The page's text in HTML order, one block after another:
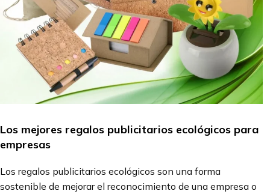
Los mejores regalos publicitarios ecológicos para
empresas
Los regalos publicitarios ecológicos son una forma
sostenible de mejorar el reconocimiento de una empresa o